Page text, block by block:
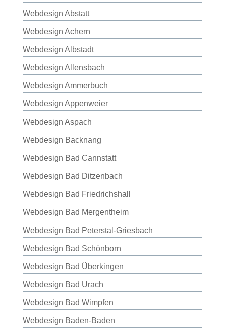
Webdesign Abstatt
Webdesign Achern
Webdesign Albstadt
Webdesign Allensbach
Webdesign Ammerbuch
Webdesign Appenweier
Webdesign Aspach
Webdesign Backnang
Webdesign Bad Cannstatt
Webdesign Bad Ditzenbach
Webdesign Bad Friedrichshall
Webdesign Bad Mergentheim
Webdesign Bad Peterstal-Griesbach
Webdesign Bad Schönborn
Webdesign Bad Überkingen
Webdesign Bad Urach
Webdesign Bad Wimpfen
Webdesign Baden-Baden